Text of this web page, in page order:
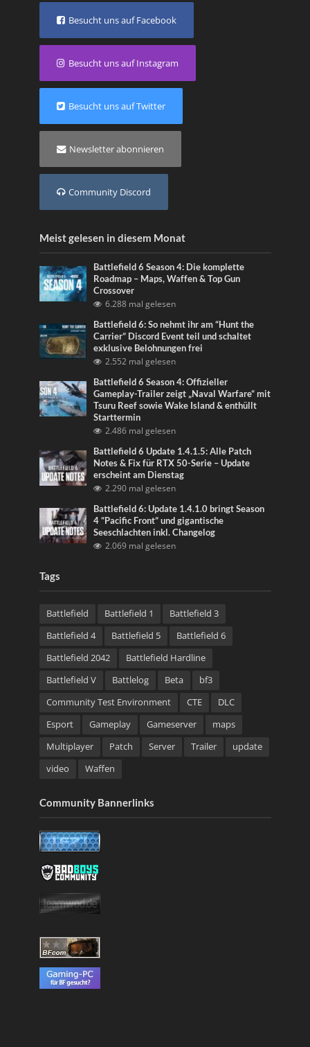
Besucht uns auf Facebook
Besucht uns auf Instagram
Besucht uns auf Twitter
Newsletter abonnieren
Community Discord
Meist gelesen in diesem Monat
Battlefield 6 Season 4: Die komplette
Roadmap – Maps, Waffen & Top Gun
Crossover
6.288 mal gelesen
Battlefield 6: So nehmt ihr am “Hunt the
Carrier” Discord Event teil und schaltet
exklusive Belohnungen frei
2.552 mal gelesen
Battlefield 6 Season 4: Offizieller
Gameplay-Trailer zeigt „Naval Warfare“ mit
Tsuru Reef sowie Wake Island & enthüllt
Starttermin
2.486 mal gelesen
Battlefield 6 Update 1.4.1.5: Alle Patch
Notes & Fix für RTX 50-Serie – Update
erscheint am Dienstag
2.290 mal gelesen
Battlefield 6: Update 1.4.1.0 bringt Season
4 “Pacific Front” und gigantische
Seeschlachten inkl. Changelog
2.069 mal gelesen
Tags
Battlefield Battlefield 1
Battlefield 3
Battlefield 4
Battlefield 5
Battlefield 6
Battlefield 2042
Battlefield Hardline
Battlefield V
Battlelog Beta
bf3
Community Test Environment
CTE
DLC
Esport
Gameplay Gameserver
maps
Multiplayer
Patch Server Trailer
update
video
Waffen
Community Bannerlinks